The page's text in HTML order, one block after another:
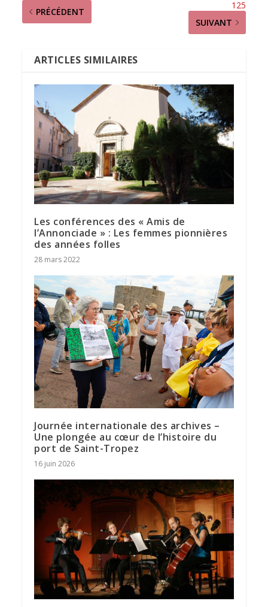
PRÉCÉDENT
125
SUIVANT
ARTICLES SIMILAIRES
Les conférences des « Amis de
l’Annonciade » : Les femmes pionnières
des années folles
28 mars 2022
Journée internationale des archives –
Une plongée au cœur de l’histoire du
port de Saint-Tropez
16 juin 2026